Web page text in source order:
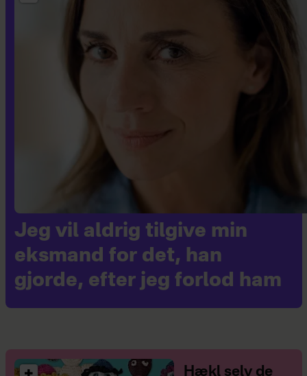
Jeg vil aldrig tilgive min
eksmand for det, han
gjorde, efter jeg forlod ham
Hækl selv de